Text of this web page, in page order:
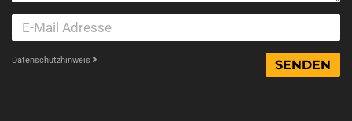
Datenschutzhinweis SENDEN